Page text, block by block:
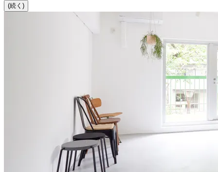
(続く)